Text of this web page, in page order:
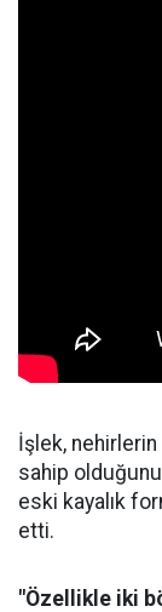
İşlek, nehirlerin
sahip
eski kayalık
etti.
"Özellikle iki